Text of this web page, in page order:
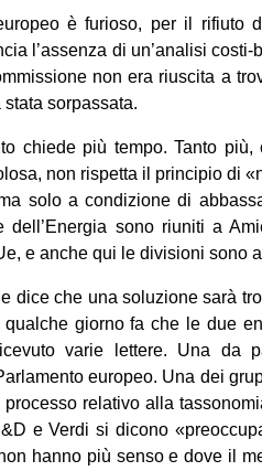
è furioso, per il rifiuto
l’assenza di un’analisi
non era riuscita a
sorpassata.
chiede più tempo. Tanto
non rispetta il principio di
solo a condizione di
dell’Energia sono riuniti a
e anche qui le divisioni sono
dice che una soluzione sarà
qualche giorno fa che le due
varie lettere. Una da
europeo. Una dei
relativo alla
e Verdi si dicono
hanno più senso e dove il